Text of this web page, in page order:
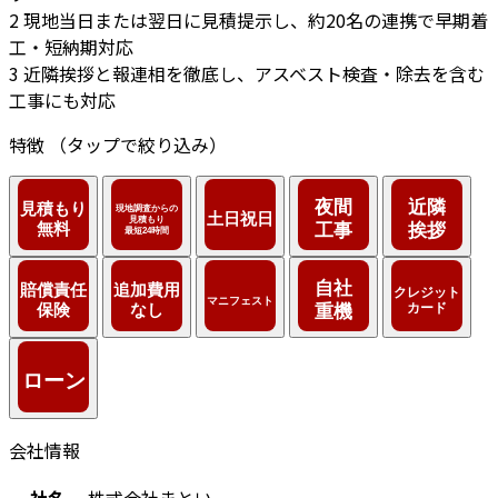
2現地当日または翌日に見積提示し、約20名の連携で早期着
工・短納期対応
3 近隣挨拶と報連相を徹底し、アスベスト検査・除去を含む
工事にも対応
特徴
（タップで絞り込み）
会社情報